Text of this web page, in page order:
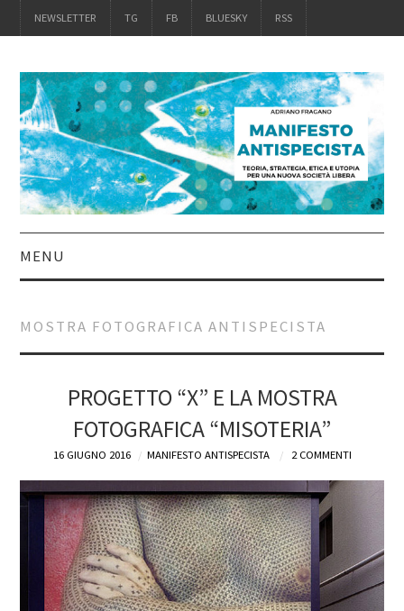
NEWSLETTER TG FB BLUESKY RSS
MENU
ACQUISTALO
DEFINIZIONI
CHI
BLOG
CONTATTI
MOSTRA FOTOGRAFICA ANTISPECISTA
PROGETTO “X” E LA MOSTRA
FOTOGRAFICA “MISOTERIA”
16 GIUGNO 2016 MANIFESTO ANTISPECISTA 2 COMMENTI